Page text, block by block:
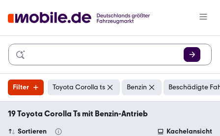
Filter Toyota Corolla ts Benzin Beschädigte
19 Toyota Corolla Ts mit Benzin-Antrieb
Sortieren Kachelansicht